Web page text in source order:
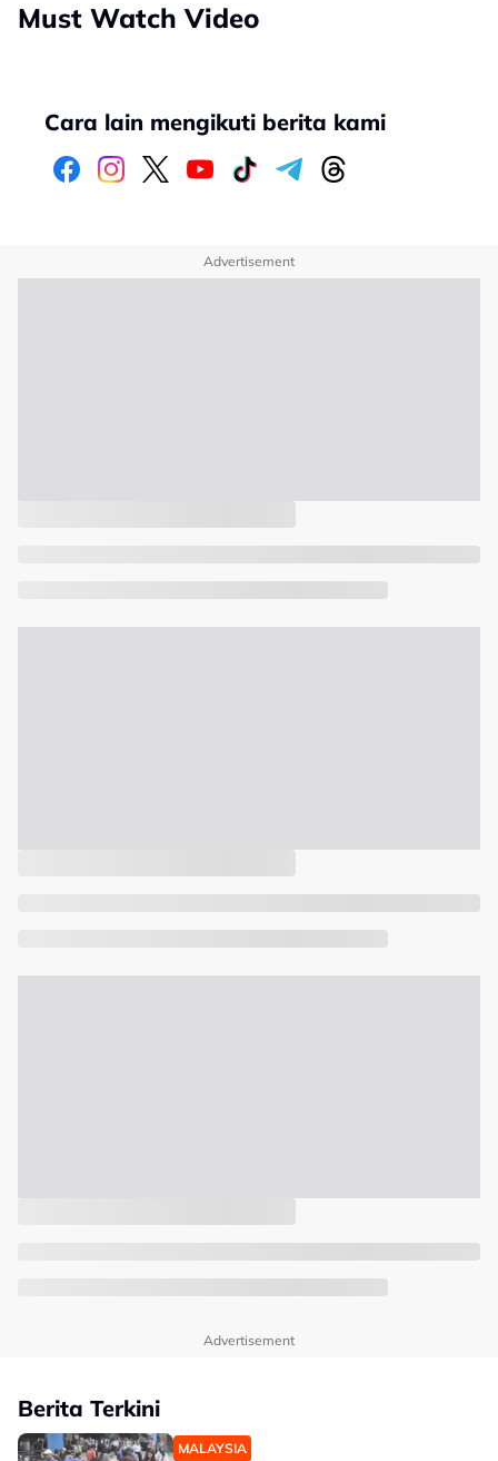
Must Watch Video
Cara lain mengikuti berita kami
Advertisement
Advertisement
Berita Terkini
MALAYSIA